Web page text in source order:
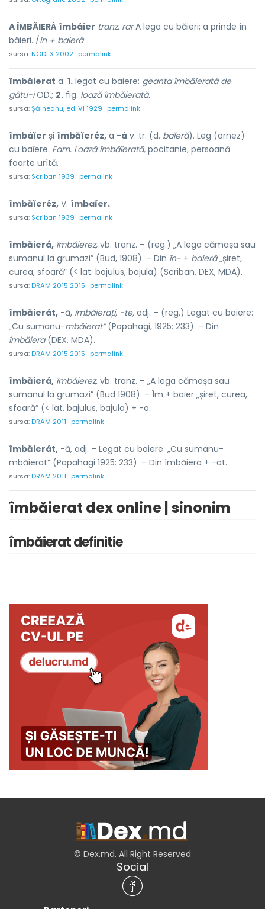
A ÎMBĂIERÁ îmbáier tranz. rarA lega cu băieri; a prinde în
băieri. /în + baieră
sursa:NODEX 2002 permalink
îmbăierat a. 1. legat cu baiere: geanta îmbăierată de
gâtu-iOD.; 2. fig. loază îmbăierată.
sursa:Șăineanu, ed. VI 1929 permalink
îmbáĭer și îmbăĭeréz, a -á v. tr. (d. baĭeră). Leg (ornez)
cu baĭere. Fam. Loază îmbăĭerată, pocitanie, persoană
foarte urîtă.
sursa: Scriban 1939 permalink
îmbăĭeréz, V. îmbaĭer.
sursa: Scriban 1939 permalink
îmbăierá, îmbăierez, vb. tranz. – (reg.) „A lega cămașa sau
sumanul la grumazi” (Bud, 1908). – Din în- + baieră„șiret,
curea, sfoară” (< lat. bajulus, bajula) (Scriban, DEX, MDA).
sursa:DRAM 2015 2015 permalink
îmbăierát, -ă, îmbăierați, -te, adj. – (reg.) Legat cu baiere:
„Cu sumanu-mbăierat”(Papahagi, 1925: 233). – Din
îmbăiera(DEX, MDA).
sursa:DRAM 2015 2015 permalink
îmbăierá, îmbăierez, vb. tranz. – „A lega cămașa sau
sumanul la grumazi” (Bud 1908). – Îm + baier „șiret, curea,
sfoară” (< lat. bajulus, bajula) + -a.
sursa:DRAM 2011 permalink
îmbăierát, -ă, adj. – Legat cu baiere: „Cu sumanu-
mbăierat” (Papahagi 1925: 233). – Din îmbăiera + -at.
sursa:DRAM 2011 permalink
îmbăierat dex online | sinonim
îmbăierat definitie
© Dex.md. All Right Reserved
Social